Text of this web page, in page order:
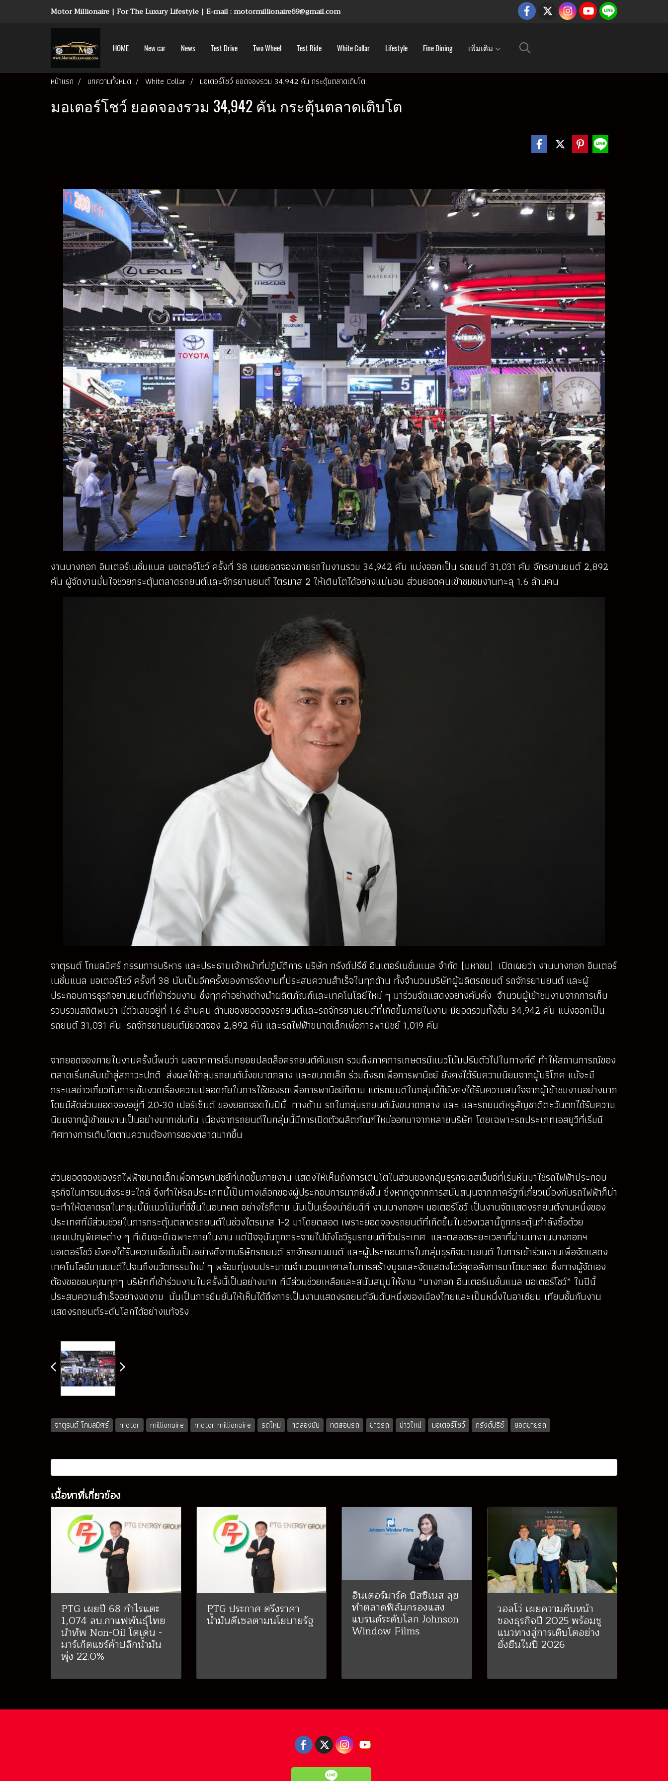
Motor Millionaire | For The Luxury Lifestyle | E-mail : motormillionaire69@gmail.com
HOME New car News Test Drive Two Wheel Test Ride White Collar Lifestyle Fine Dining เพิ่มเติม
หน้าแรก บทความทั้งหมด White Collar มอเตอร์โชว์ ยอดจองรวม 34,942 คัน กระตุ้นตลาดเติบโต
มอเตอร์โชว์ ยอดจองรวม 34,942 คัน กระตุ้นตลาดเติบโต
งานบางกอก อินเตอร์เนชั่นแนล มอเตอร์โชว์ ครั้งที่ 38 เผยยอดจองภายรถในงานรวม 34,942 คัน แบ่งออกเป็น รถยนต์ 31,031 คัน จักรยานยนต์ 2,892
คัน ผู้จัดงานมั่นใจช่วยกระตุ้นตลาดรถยนต์และจักรยานยนต์ ไตรมาส 2 ให้เติบโตได้อย่างแน่นอน ส่วนยอดคนเข้าชมชมงานทะลุ 1.6 ล้านคน
จาตุรนต์ โกมลมิศร์ กรรมการบริหาร และประธานเจ้าหน้าที่ปฏิบัติการ บริษัท กรังด์ปรีซ์ อินเตอร์เนชั่นแนล จำกัด (มหาชน) เปิดเผยว่า งานบางกอก อินเตอร์
เนชั่นแนล มอเตอร์โชว์ ครั้งที่ 38 นับเป็นอีกครั้งของการจัดงานที่ประสบความสำเร็จในทุกด้าน ทั้งจำนวนบริษัทผู้ผลิตรถยนต์ รถจักรยานยนต์ และผู้
ประกอบการธุรกิจยานยนต์ที่เข้าร่วมงาน ซึ่งทุกค่าอย่างต่างนำผลิตภัณฑ์และเทคโนโลยีใหม่ ๆ มาร่วมจัดแสดงอย่างคับคั่ง จำนวนผู้เข้าชมงานจากการเก็บ
รวบรวมสถิติพบว่า มีตัวเลขอยู่ที่ 1.6 ล้านคน ด้านของยอดจองรถยนต์และรถจักรยานยนต์ที่เกิดขึ้นภายในงาน มียอดรวมทั้งสิ้น 34,942 คัน แบ่งออกเป็น
รถยนต์ 31,031 คัน รถจักรยานยนต์มียอดจอง 2,892 คัน และรถไฟฟ้าขนาดเล็กเพื่อการพานิชย์ 1,019 คัน
จากยอดจองภายในงานครั้งนี้พบว่า ผลจากการเริ่มทยอยปลดล็อครถยนต์คันแรก รวมถึงภาคการเกษตรมีแนวโน้มปรับตัวไปในทางที่ดี ทำให้สถานการณ์ของ
ตลาดเริ่มกลับเข้าสู่สภาวะปกติ ส่งผลให้กลุ่มรถยนต์นั่งขนาดกลาง และขนาดเล็ก ร่วมถึงรถเพื่อการพานิชย์ ยังคงได้รับความนิยมจากผู้บริโภค แม้จะมี
กระแสข่าวเกี่ยวกับการเข้มงวดเรื่องความปลอดภัยในการใช้ของรถเพื่อการพานิชย์ก็ตาม แต่รถยนต์ในกลุ่มนี้ก็ยังคงได้รับความสนใจจากผู้เข้าชมงานอย่างมาก
โดยมีสัดส่วนยอดจองอยู่ที่ 20-30 เปอร์เซ็นต์ ของยอดจอดในปีนี้ ทางด้าน รถในกลุ่มรถยนต์นั่งขนาดกลาง และ และรถยนต์หรูสัญชาติตะวันตกได้รับความ
นิยมจากผู้เข้าชมงานเป็นอย่างมากเช่นกัน เนื่องจากรถยนต์ในกลุ่มนี้มีการเปิดตัวผลิตภัณฑ์ใหม่ออกมาจากหลายบริษัท โดยเฉพาะรถประเภทเอสยูวีที่เริ่มมี
ทิศทางการเติบโตตามความต้องการของตลาดมากขึ้น
ส่วนยอดจองของรถไฟฟ้าขนาดเล็กเพื่อการพานิชย์ที่เกิดขึ้นภายงาน แสดงให้เห็นถึงการเติบโตในส่วนของกลุ่มธุรกิจเอสเอ็มอีที่เริ่มหันมาใช้รถไฟฟ้าประกอบ
ธุรกิจในการขนส่งระยะใกล้ จึงทำให้รถประเภทนี้เป็นทางเลือกของผู้ประกอบการมากยิ่งขึ้น ซึ่งหากดูจากการสนับสนุนจากภาครัฐที่เกี่ยวเนื่องกับรถไฟฟ้าก็น่า
จะทำให้ตลาดรถในกลุ่มนี้มีแนวโน้มที่ดีขึ้นในอนาคต อย่างไรก็ตาม นับเป็นเรื่องน่ายินดีที่ งานบางกอกฯ มอเตอร์โชว์ เป็นงานจัดแสดงรถยนต์งานหนึ่งของ
ประเทศที่มีส่วนช่วยในการกระตุ้นตลาดรถยนต์ในช่วงไตรมาส 1-2 มาโดยตลอด เพราะยอดจองรถยนต์ที่เกิดขึ้นในช่วงเวลานี้ถูกกระตุ้นกำลังซื้อด้วย
แคมเปญพิเศษต่าง ๆ ที่เดิมจะมีเฉพาะภายในงาน แต่ปัจจุบันถูกกระจายไปยังโชว์รูมรถยนต์ทั่วประเทศ และตลอดระยะเวลาที่ผ่านมางานบางกอกฯ
มอเตอร์โชว์ ยังคงได้รับความเชื่อมั่นเป็นอย่างดีจากบริษัทรถยนต์ รถจักรยานยนต์ และผู้ประกอบการในกลุ่มธุรกิจยานยนต์ ในการเข้าร่วมงานเพื่อจัดแสดง
เทคโนโลยียานยนต์ไปจนถึงนวัตกรรมใหม่ ๆ พร้อมทุ่มงบประมาณจำนวนมหาศาลในการสร้างบูธและจัดแสดงโชว์สุดอลังการมาโดยตลอด ซึ่งทางผู้จัดเอง
ต้องขอขอบคุณทุกๆ บริษัทที่เข้าร่วมงานในครั้งนี้เป็นอย่างมาก ที่มีส่วนช่วยเหลือและสนับสนุนให้งาน “บางกอก อินเตอร์เนชั่นแนล มอเตอร์โชว์” ในปีนี้
ประสบความสำเร็จอย่างงดงาม นั่นเป็นการยืนยันให้เห็นได้ถึงการเป็นงานแสดงรถยนต์อันดับหนึ่งของเมืองไทยและเป็นหนึ่งในอาเซียน เทียบชั้นกันงาน
แสดงรถยนต์ระดับโลกได้อย่างแท้จริง
จาตุรนต์ โกมลมิศร์ motor millionaire motor millionaire รถใหม่ ทดลองขับ ทดสอบรถ ข่าวรถ ข่าวใหม่ มอเตอร์โชว์ กรังด์ปรีซ์ ยอดขายรถ
เนื้อหาที่เกี่ยวข้อง
PTG เผยปี 68 กำไรแตะ
1,074 ลบ.กาแฟพันธุ์ไทย
นำทัพ Non-Oil โตเด่น -
มาร์เก็ตแชร์ค้าปลีกน้ำมัน
พุ่ง 22.0%
PTG ประกาศ ตรึงราคา
น้ำมันดีเซลตามนโยบายรัฐ
อินเตอร์มาร์ค บิสซิเนส ลุย
ทำตลาดฟิล์มกรองแสง
แบรนด์ระดับโลก Johnson
Window Films
วอลโว่ เผยความคืบหน้า
ของธุรกิจปี 2025 พร้อมชู
แนวทางสู่การเติบโตอย่าง
ยั่งยืนในปี 2026